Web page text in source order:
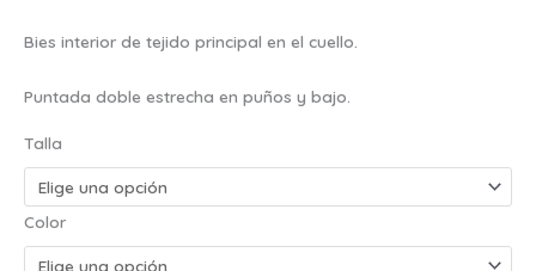
Bies interior de tejido principal en el cuello.
Puntada doble estrecha en puños y bajo.
Talla
Color